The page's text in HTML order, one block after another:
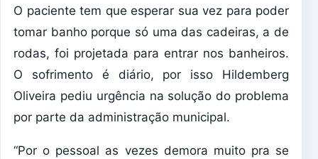
O paciente tem que esperar sua vez para poder
tomar banho porque só uma das cadeiras, a de
rodas, foi projetada para entrar nos banheiros.
O sofrimento é diário, por isso Hildemberg
Oliveira pediu urgência na solução do problema
por parte da administração municipal.
“Por o pessoal as vezes demora muito pra se